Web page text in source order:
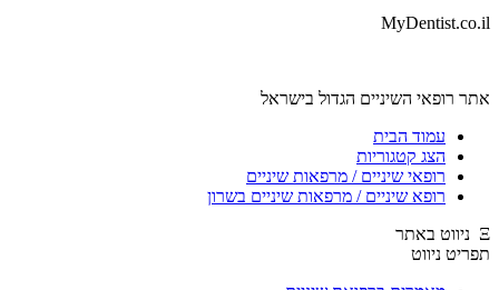
רופאי השיניים הגדול בישראל
עמוד הבית
הצג קטגוריות
רופאי שיניים / מרפאות שיניים
רופא שיניים / מרפאות שיניים בשרון
ניווט